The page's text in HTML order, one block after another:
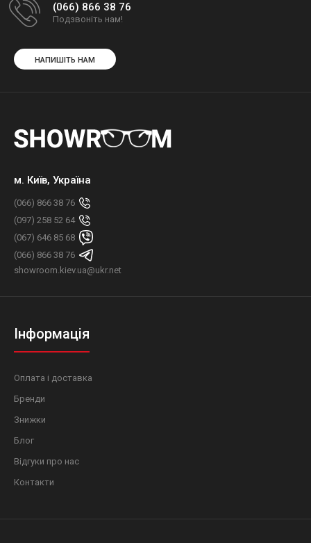
(066) 866 38 76
Подзвоніть нам!
НАПИШІТЬ НАМ
м. Київ, Україна
(066) 866 38 76
(097) 258 52 64
(067) 646 85 68
(066) 866 38 76
showroom.kiev.ua@ukr.net
Інформація
Оплата і доставка
Бренди
Знижки
Блог
Відгуки про нас
Контакти